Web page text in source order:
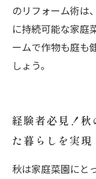
のリフォーム術は
に持続可能な家庭
ームで作物も庭も
しょう。
経験者必見！秋
た暮らしを実現
秋は家庭菜園にと